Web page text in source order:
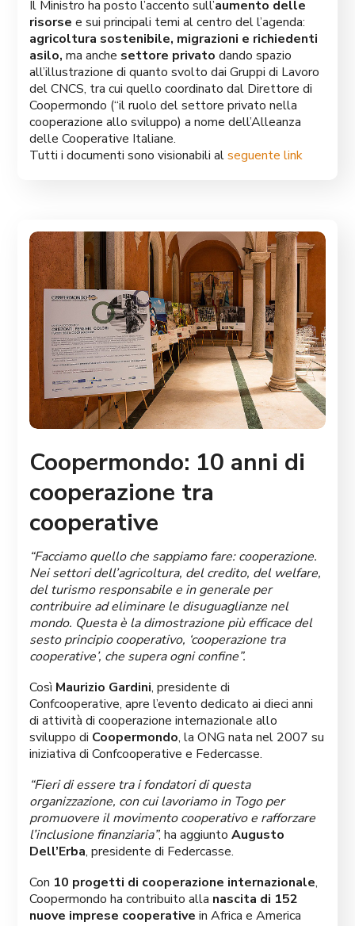
Il Ministro ha posto l’accento sull’aumento delle
risorse e sui principali temi al centro del l’agenda:
agricoltura sostenibile, migrazioni e richiedenti
asilo, ma anche settore privato dando spazio
all’illustrazione di quanto svolto dai Gruppi di Lavoro
del CNCS, tra cui quello coordinato dal Direttore di
Coopermondo (“il ruolo del settore privato nella
cooperazione allo sviluppo) a nome dell’Alleanza
delle Cooperative Italiane.
Tutti i documenti sono visionabili alseguente link
Coopermondo: 10 anni di
cooperazione tra
cooperative
“Facciamo quello che sappiamo fare: cooperazione.
Nei settori dell’agricoltura, del credito, del welfare,
del turismo responsabile e in generale per
contribuire ad eliminare le disuguaglianze nel
mondo. Questa è la dimostrazione più efficace del
sesto principio cooperativo, ‘cooperazione tra
cooperative’, che supera ogni confine”.
Così Maurizio Gardini, presidente di
Confcooperative, apre l’evento dedicato ai dieci anni
di attività di cooperazione internazionale allo
sviluppo di Coopermondo, la ONG nata nel 2007 su
iniziativa di Confcooperative e Federcasse.
“Fieri di essere tra i fondatori di questa
organizzazione, con cui lavoriamo in Togo per
promuovere il movimento cooperativo e rafforzare
l’inclusione finanziaria”, ha aggiuntoAugusto
Dell’Erba, presidente di Federcasse.
Con 10 progetti di cooperazione internazionale,
Coopermondo ha contribuito alla nascita di 152
nuove imprese cooperative in Africa e America